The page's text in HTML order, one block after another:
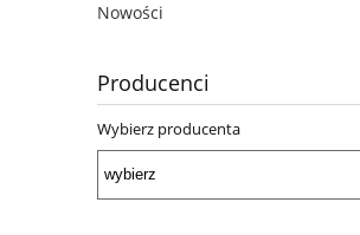
Nowości
Producenci
Wybierz producenta